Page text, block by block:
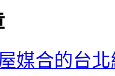
媒合的台